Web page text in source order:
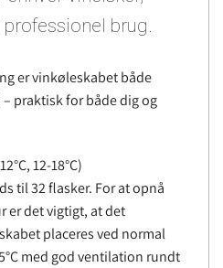
brug.
er vinkøleskabet både
praktisk for både dig og
12-18°C)
til 32 flasker. For at opnå
er det vigtigt, at det
placeres ved normal
med god ventilation rundt